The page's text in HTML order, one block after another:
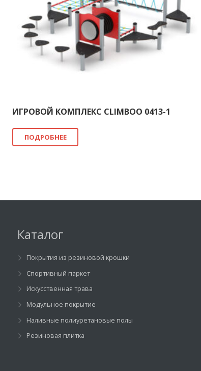
ИГРОВОЙ КОМПЛЕКС CLIMBOO 0413-1
ПОДРОБНЕЕ
Каталог
Покрытия из резиновой крошки
Спортивный паркет
Искусственная трава
Модульное покрытие
Наливные полиуретановые полы
Резиновая плитка